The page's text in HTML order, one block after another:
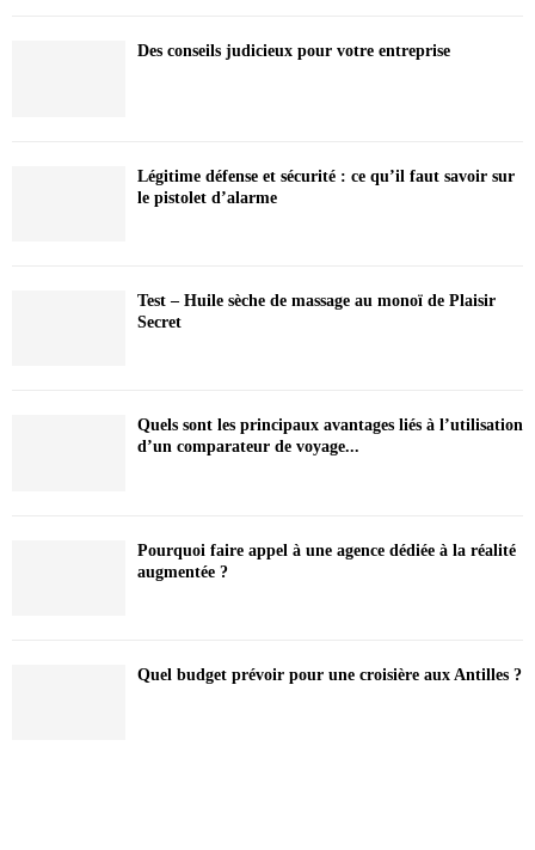
Des conseils judicieux pour votre entreprise
Légitime défense et sécurité : ce qu’il faut savoir sur
le pistolet d’alarme
Test – Huile sèche de massage au monoï de Plaisir
Secret
Quels sont les principaux avantages liés à l’utilisation
d’un comparateur de voyage...
Pourquoi faire appel à une agence dédiée à la réalité
augmentée ?
Quel budget prévoir pour une croisière aux Antilles ?